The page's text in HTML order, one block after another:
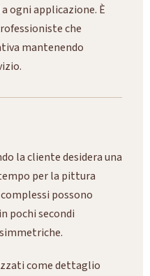
ogni applicazione. È
che
mantenendo
la cliente desidera una
per la pittura
possono
pochi secondi
come dettaglio